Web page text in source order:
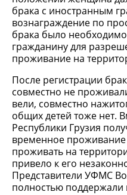
брака с иностранным
вознаграждение по
брака было
гражданину для
проживание на
После регистрации
совместно не
вели, совместно
общих детей тоже нет.
Республики Грузия
временное
проживать на
привело к его
Представители УФМС
полностью поддержали